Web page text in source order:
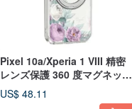
Pixel 10a/Xperia 1 VIII 精密
レンズ保護 360 度マグネット
スタンドケース - セレニティ
パープル
US$ 48.11